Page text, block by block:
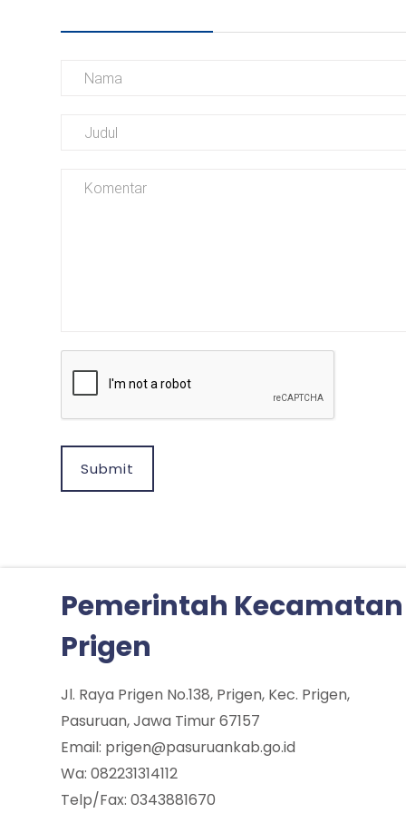
Submit
Pemerintah Kecamatan
Prigen
Jl. Raya Prigen No.138, Prigen, Kec. Prigen,
Pasuruan, Jawa Timur 67157
Email: prigen@pasuruankab.go.id
Wa: 082231314112
Telp/Fax: 0343881670